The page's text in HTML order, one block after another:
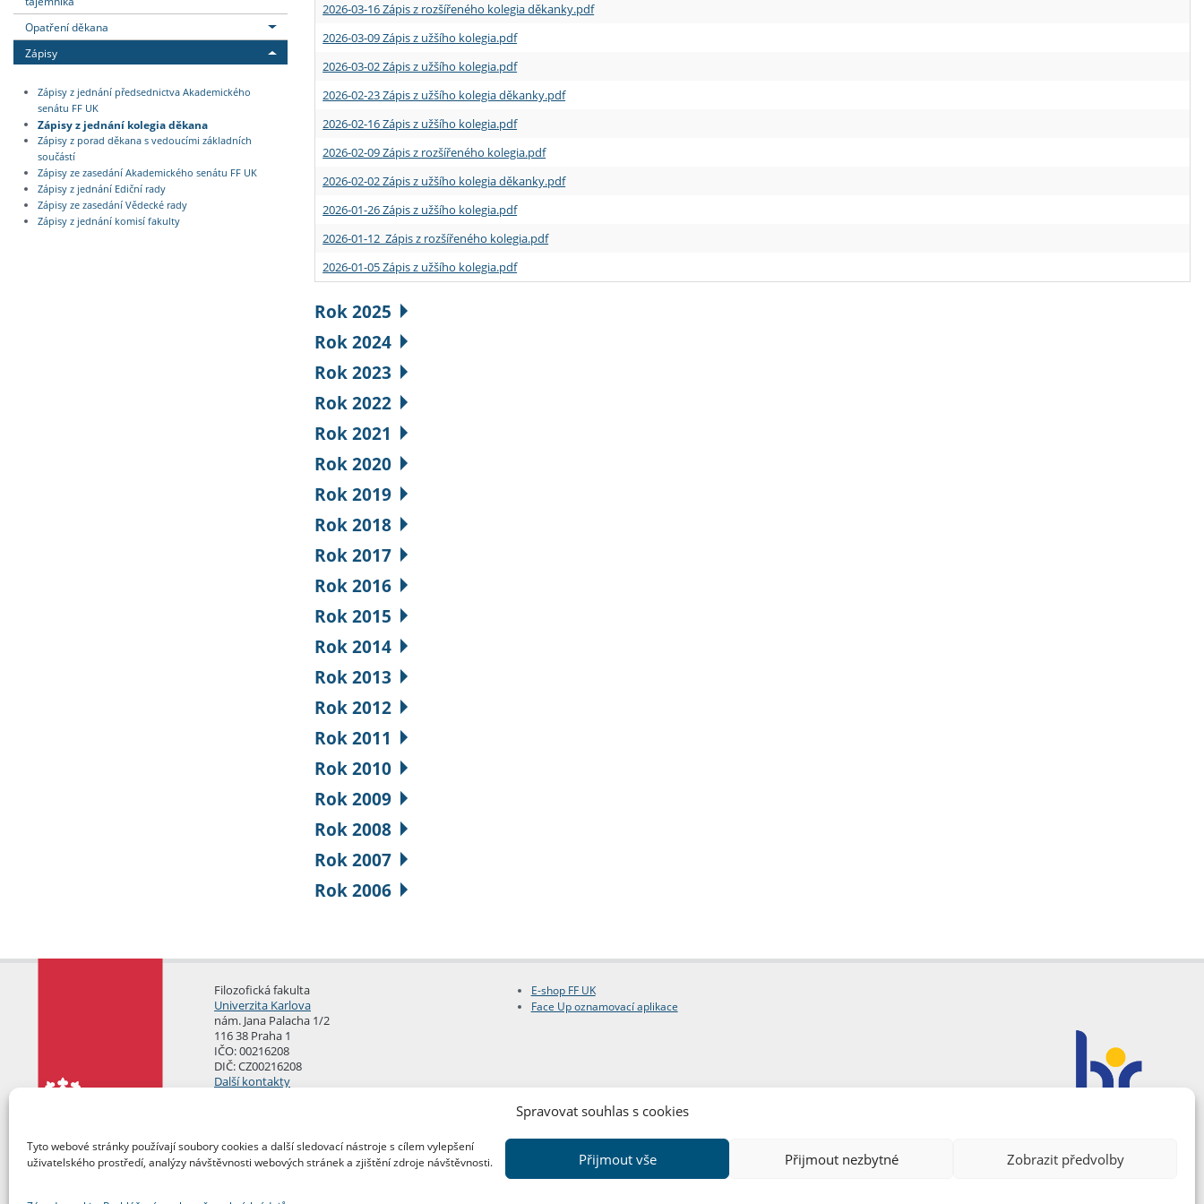
Spravovat souhlas s cookies
Tyto webové stránky používají soubory cookies a další sledovací nástroje s cílem vylepšení
uživatelského prostředí, analýzy návštěvnosti webových stránek a zjištění zdroje návštěvnosti.
Přijmout vše Přijmout nezbytné Zobrazit předvolby
Opatření děkana
Zápisy
Zápisy z jednání předsednictva Akademického
senátu FF UK
Zápisy z jednání kolegia děkana
Zápisy z porad děkana s vedoucími základních
součástí
Zápisy ze zasedání Akademického senátu FF UK
Zápisy z jednání Ediční rady
Zápisy ze zasedání Vědecké rady
Zápisy z jednání komisí fakulty
2026-03-16 Zápis z rozšířeného kolegia děkanky.pdf
2026-03-09 Zápis z užšího kolegia.pdf
2026-03-02 Zápis z užšího kolegia.pdf
2026-02-23 Zápis z užšího kolegia děkanky.pdf
2026-02-16 Zápis z užšího kolegia.pdf
2026-02-09 Zápis z rozšířeného kolegia.pdf
2026-02-02 Zápis z užšího kolegia děkanky.pdf
2026-01-26 Zápis z užšího kolegia.pdf
2026-01-12 Zápis z rozšířeného kolegia.pdf
2026-01-05 Zápis z užšího kolegia.pdf
Rok 2025
Rok 2024
Rok 2023
Rok 2022
Rok 2021
Rok 2020
Rok 2019
Rok 2018
Rok 2017
Rok 2016
Rok 2015
Rok 2014
Rok 2013
Rok 2012
Rok 2011
Rok 2010
Rok 2009
Rok 2008
Rok 2007
Rok 2006
Filozofická fakulta
Univerzita Karlova
nám. Jana Palacha 1/2
116 38 Praha 1
IČO: 00216208
DIČ: CZ00216208
Další kontakty
E-shop FF UK
Face Up oznamovací aplikace